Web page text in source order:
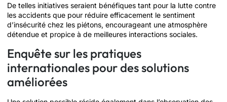
De telles initiatives seraient bénéfiques tant pour la lutte contre
les accidents que pour réduire efficacement le sentiment
d’insécurité chez les piétons, encourageant une atmosphère
détendue et propice à de meilleures interactions sociales.
Enquête sur les pratiques
internationales pour des solutions
améliorées